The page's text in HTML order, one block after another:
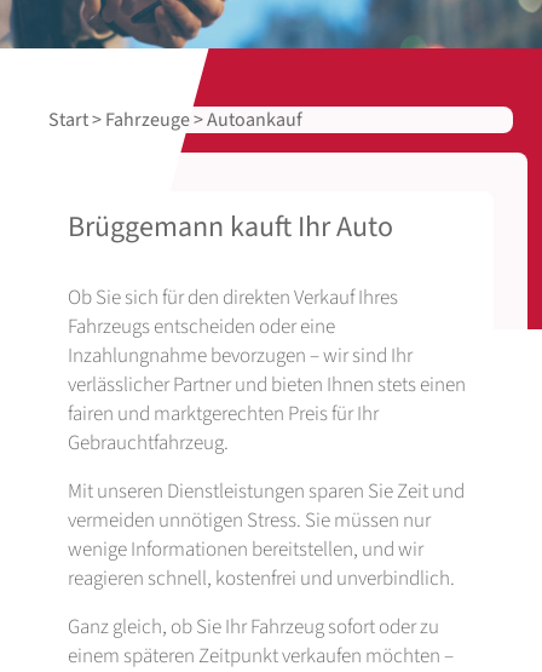
Start>Fahrzeuge> Autoankauf
Brüggemann kauft Ihr Auto
Ob Sie sich für den direkten Verkauf Ihres
Fahrzeugs entscheiden oder eine
Inzahlungnahme bevorzugen – wir sind Ihr
verlässlicher Partner und bieten Ihnen stets einen
fairen und marktgerechten Preis für Ihr
Gebrauchtfahrzeug.
Mit unseren Dienstleistungen sparen Sie Zeit und
vermeiden unnötigen Stress. Sie müssen nur
wenige Informationen bereitstellen, und wir
reagieren schnell, kostenfrei und unverbindlich.
Ganz gleich, ob Sie Ihr Fahrzeug sofort oder zu
einem späteren Zeitpunkt verkaufen möchten –